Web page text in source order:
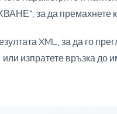
за да премахнете
XML, за да го
или изпратете връзка до